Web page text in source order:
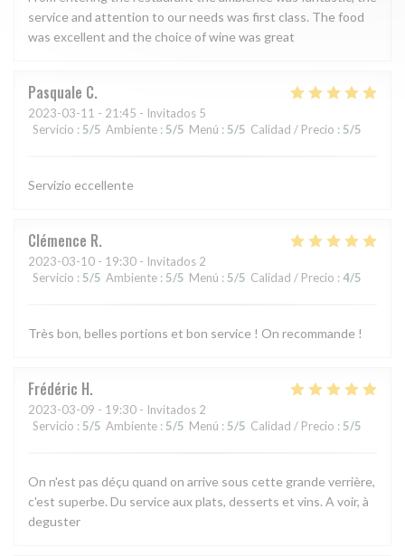
service and attention to our needs was first class. The food
was excellent and the choice of wine was great
Pasquale C
2023-03-11 - 21:45 - Invitados 5
Servicio : 5/5 Ambiente : 5/5 Menú : 5/5 Calidad / Precio : 5/5
Servizio eccellente
Clémence R
2023-03-10 - 19:30 - Invitados 2
Servicio : 5/5 Ambiente : 5/5 Menú : 5/5 Calidad / Precio : 4/5
Très bon, belles portions et bon service ! On recommande !
Frédéric H
2023-03-09 - 19:30 - Invitados 2
Servicio : 5/5 Ambiente : 5/5 Menú : 5/5 Calidad / Precio : 5/5
On n'est pas déçu quand on arrive sous cette grande verrière,
c'est superbe. Du service aux plats, desserts et vins. A voir, à
deguster